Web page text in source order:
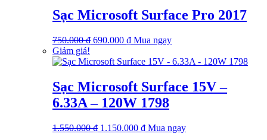
750.000 ₫.là:
690.000 ₫.
Sạc Microsoft Surface Pro 2017
750.000₫ Giá
là:
690.000 ₫Giá
tại
690.000 ₫.
Mua ngay
Giảm giá!
Sạc Microsoft Surface 15V –
6.33A – 120W 1798
1.550.000₫ Giá
1.150.000 ₫Giá
Mua ngay